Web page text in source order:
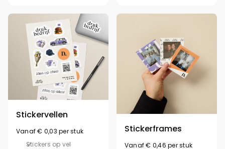
Stickervellen
Vanaf € 0,03 per stuk
Stickers op vel
Stickerframes
Vanaf € 0,46 per stuk